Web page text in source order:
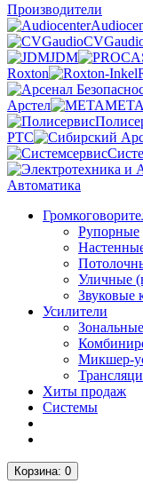
Производители
JDM
Roxton
Арстел
МЕТА
РТС
Автоматика
Рупорные
Уличные
Звуковые
Усилители
Зональные
Микшер-
Хиты продаж
Системы
Корзина: 0